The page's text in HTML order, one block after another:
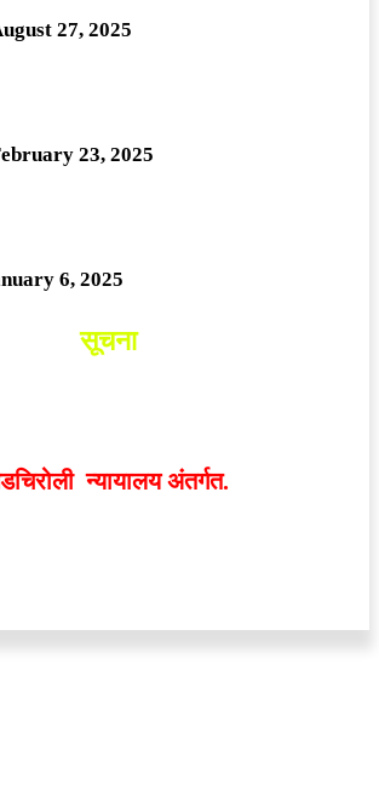
27, 2025
23, 2025
6, 2025
सूचना
न्यायालय अंतर्गत.